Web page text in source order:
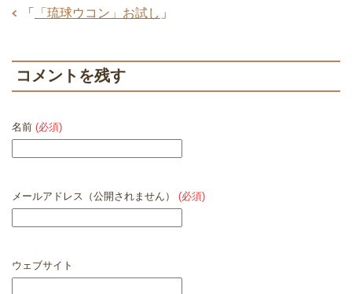
「 「琉球ウコン」お試し 」
コメントを残す
名前 (必須)
メールアドレス（公開されません） (必須)
ウェブサイト